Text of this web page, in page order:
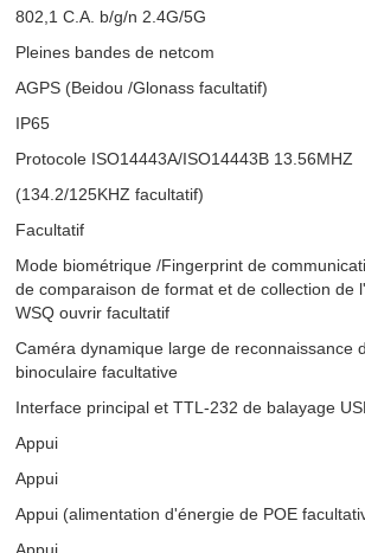
802,1 C.A. b/g/n 2.4G/5G
Pleines bandes de netcom
AGPS (Beidou /Glonass facultatif)
IP65
Protocole ISO14443A/ISO14443B 13.56MHZ
(134.2/125KHZ facultatif)
Facultatif
Mode biométrique /Fingerprint de
de comparaison de format et de collection de
WSQ ouvrir facultatif
Caméra dynamique large de reconnaissance
binoculaire facultative
Interface principal et TTL-232 de balayage
Appui
Appui
Appui (alimentation d'énergie de POE